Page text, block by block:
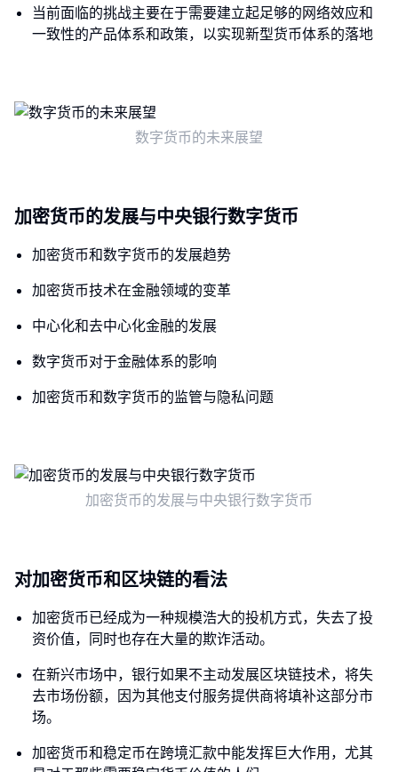
当前面临的挑战主要在于需要建立起足够的网络效应和
一致性的产品体系和政策，以实现新型货币体系的落地
数字货币的未来展望
加密货币的发展与中央银行数字货币
加密货币和数字货币的发展趋势
加密货币技术在金融领域的变革
中心化和去中心化金融的发展
数字货币对于金融体系的影响
加密货币和数字货币的监管与隐私问题
加密货币的发展与中央银行数字货币
对加密货币和区块链的看法
加密货币已经成为一种规模浩大的投机方式，失去了投
资价值，同时也存在大量的欺诈活动。
在新兴市场中，银行如果不主动发展区块链技术，将失
去市场份额，因为其他支付服务提供商将填补这部分市
场。
加密货币和稳定币在跨境汇款中能发挥巨大作用，尤其